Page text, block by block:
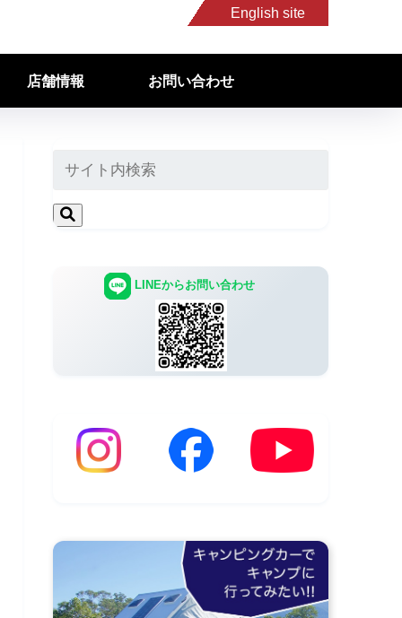
English site
店舗情報 お問い合わせ
LINEからお問い合わせ